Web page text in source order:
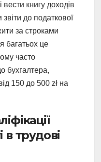
книгу доходів
до податкової
за строками
багатьох це
часто
бухгалтера,
150 до 500 zł на
в трудові